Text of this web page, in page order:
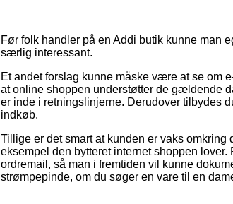
Før folk handler på en Addi butik kunne man
særlig interessant.
Et andet forslag kunne måske være at se om
at online shoppen understøtter de gældende
er inde i retningslinjerne. Derudover tilbydes
indkøb.
Tillige er det smart at kunden er vaks
eksempel den bytteret internet shoppen
ordremail, så man i fremtiden vil kunne
strømpepinde, om du søger en vare til en